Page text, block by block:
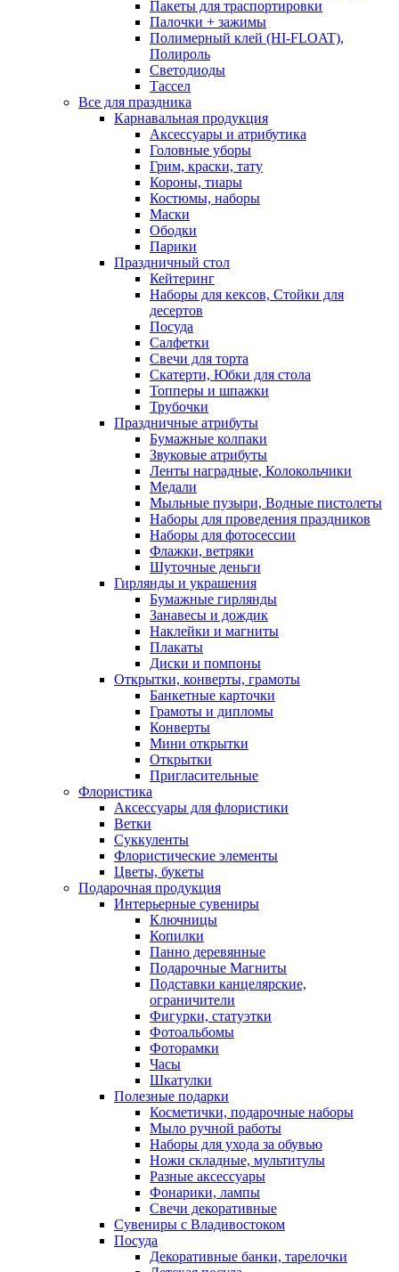
Пакеты для траспортировки
Палочки + зажимы
Полимерный клей (HI-FLOAT),
Полироль
Светодиоды
Тассел
Все для праздника
Карнавальная продукция
Аксессуары и атрибутика
Головные уборы
Грим, краски, тату
Короны, тиары
Костюмы, наборы
Маски
Ободки
Парики
Праздничный стол
Кейтеринг
Наборы для кексов, Стойки для
десертов
Посуда
Салфетки
Свечи для торта
Скатерти, Юбки для стола
Топперы и шпажки
Трубочки
Праздничные атрибуты
Бумажные колпаки
Звуковые атрибуты
Ленты наградные, Колокольчики
Медали
Мыльные пузыри, Водные пистолеты
Наборы для проведения праздников
Наборы для фотосессии
Флажки, ветряки
Шуточные деньги
Гирлянды и украшения
Бумажные гирлянды
Занавесы и дождик
Наклейки и магниты
Плакаты
Диски и помпоны
Открытки, конверты, грамоты
Банкетные карточки
Грамоты и дипломы
Конверты
Мини открытки
Открытки
Пригласительные
Флористика
Аксессуары для флористики
Ветки
Суккуленты
Флористические элементы
Цветы, букеты
Подарочная продукция
Интерьерные сувениры
Ключницы
Копилки
Панно деревянные
Подарочные Магниты
Подставки канцелярские,
ограничители
Фигурки, статуэтки
Фотоальбомы
Фоторамки
Часы
Шкатулки
Полезные подарки
Косметички, подарочные наборы
Мыло ручной работы
Наборы для ухода за обувью
Ножи складные, мультитулы
Разные аксессуары
Фонарики, лампы
Свечи декоративные
Сувениры с Владивостоком
Посуда
Декоративные банки, тарелочки